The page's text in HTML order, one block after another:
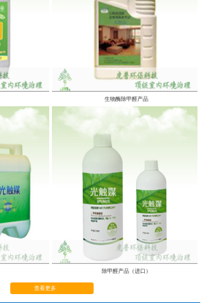
生物酶除甲醛产品
除甲醛产品（进口）
查看更多